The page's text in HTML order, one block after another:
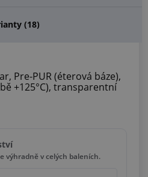
(18)
Pre-PUR (éterová báze),
+125°C), transparentní
výhradně v celých baleních.